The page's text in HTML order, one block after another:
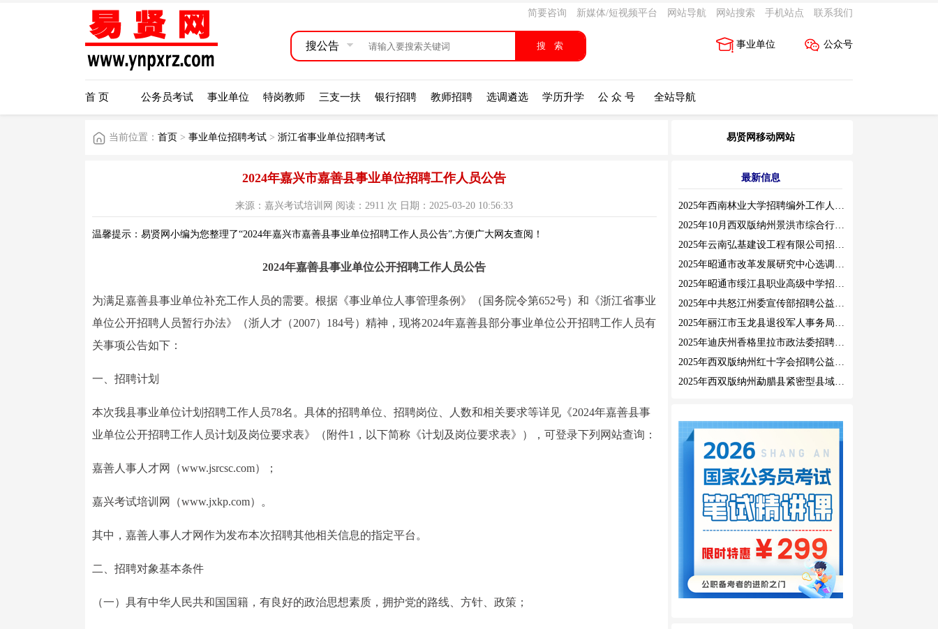
简要咨询 新媒体/短视频平台 网站导航 网站搜索 手机站点 联系我们
搜公告 公众号
事业单位
首 页 公务员考试 事业单位 特岗教师 三支一扶 银行招聘 教师招聘 选调遴选 学历升学 公 众 号 全站导航
当前位置： 首页 > 事业单位招聘考试 > 浙江省事业单位招聘考试
2024年嘉兴市嘉善县事业单位招聘工作人员公告
来源：嘉兴考试培训网 阅读：2911 次 日期：2025-03-20 10:56:33
温馨提示：易贤网小编为您整理了“2024年嘉兴市嘉善县事业单位招聘工作人员公告”,方便广大网友查阅！
2024年嘉善县事业单位公开招聘工作人员公告
为满足嘉善县事业单位补充工作人员的需要。根据《事业单位人事管理条例》（国务院令第652号）和《浙江省事业
单位公开招聘人员暂行办法》（浙人才（2007）184号）精神，现将2024年嘉善县部分事业单位公开招聘工作人员有
关事项公告如下：
一、招聘计划
本次我县事业单位计划招聘工作人员78名。具体的招聘单位、招聘岗位、人数和相关要求等详见《2024年嘉善县事
业单位公开招聘工作人员计划及岗位要求表》（附件1，以下简称《计划及岗位要求表》），可登录下列网站查询：
嘉善人事人才网（www.jsrcsc.com）；
嘉兴考试培训网（www.jxkp.com）。
其中，嘉善人事人才网作为发布本次招聘其他相关信息的指定平台。
二、招聘对象基本条件
（一）具有中华人民共和国国籍，有良好的政治思想素质，拥护党的路线、方针、政策；
易贤网移动网站
最新信息
2025年西南林业大学招聘编外工作人员公告（三）
2025年10月西双版纳州景洪市综合行政执法局招聘人员公告
2025年云南弘基建设工程有限公司招聘公告
2025年昭通市改革发展研究中心选调工作人员职业素质测评通告
2025年昭通市绥江县职业高级中学招聘编外紧缺临聘数学教师公告
2025年中共怒江州委宣传部招聘公益性岗位公告
2025年丽江市玉龙县退役军人事务局公益性岗位招聘公告
2025年迪庆州香格里拉市政法委招聘公益性岗位公告
2025年西双版纳州红十字会招聘公益性岗位人员公告
2025年西双版纳州勐腊县紧密型县域医共体招聘编外人员公告